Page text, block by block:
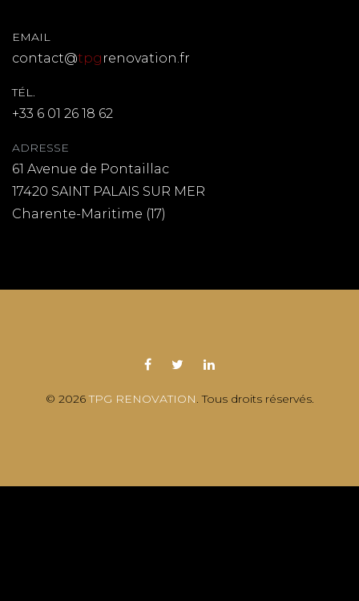
EMAIL
contact@tpg renovation.fr
TÉL.
+33 6 01 26 18 62
ADRESSE
61 Avenue de Pontaillac
17420 SAINT PALAIS SUR MER
Charente-Maritime (17)
© 2026TPG RENOVATION. Tous droits réservés.